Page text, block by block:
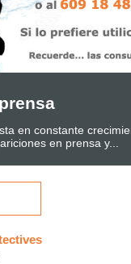
en constante
en prensa y...